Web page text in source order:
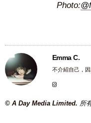
Photo:
Emma C.
不介紹自己，
© A Day Media Limited. 所